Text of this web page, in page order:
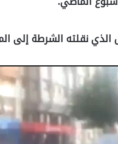
نقلته الشرطة إلى